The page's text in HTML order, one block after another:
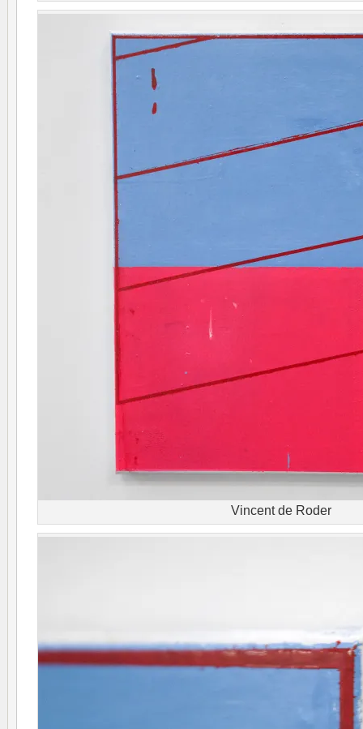
Vincent de Roder